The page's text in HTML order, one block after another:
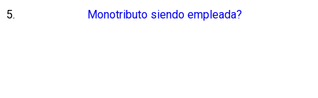
Monotributo siendo empleada?